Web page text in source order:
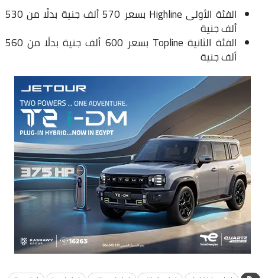
الفئة الأولى Highline بسعر 570 ألف جنية بدلًا من 530
ألف جنية
الفئة الثانية Topline بسعر 600 ألف جنية بدلًا من 560
ألف جنية